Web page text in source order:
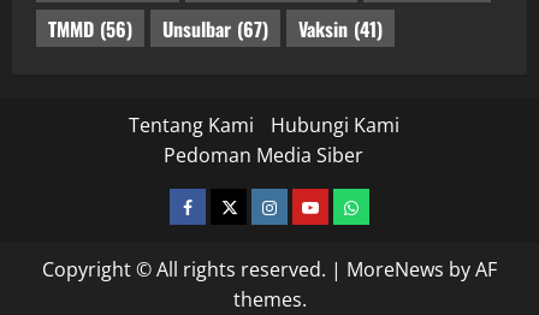
TMMD (56) Unsulbar (67) Vaksin (41)
Tentang Kami
Hubungi Kami
Pedoman Media Siber
facebooktwitterinstagram.com
youtubewhatsapp
Copyright © All rights reserved. | MoreNews by AF
themes.